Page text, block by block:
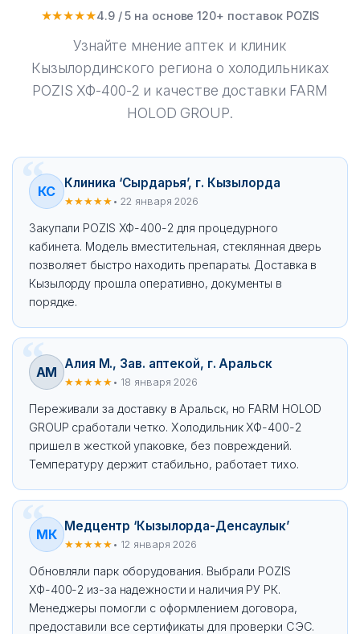
★★★★★4.9 / 5 на основе 120+ поставок POZIS
Узнайте мнение аптек и клиник
Кызылординского региона о холодильниках
POZIS ХФ-400-2 и качестве доставки FARM
HOLOD GROUP.
КС
Клиника ‘Сырдарья’, г. Кызылорда
★★★★★ • 22 января 2026
Закупали POZIS ХФ-400-2 для процедурного
кабинета. Модель вместительная, стеклянная дверь
позволяет быстро находить препараты. Доставка в
Кызылорду прошла оперативно, документы в
порядке.
АМ
Алия М., Зав. аптекой, г. Аральск
★★★★★ • 18 января 2026
Переживали за доставку в Аральск, но FARM HOLOD
GROUP сработали четко. Холодильник ХФ-400-2
пришел в жесткой упаковке, без повреждений.
Температуру держит стабильно, работает тихо.
МК
Медцентр ‘Кызылорда-Денсаулык’
★★★★★ • 12 января 2026
Обновляли парк оборудования. Выбрали POZIS
ХФ-400-2 из-за надежности и наличия РУ РК.
Менеджеры помогли с оформлением договора,
предоставили все сертификаты для проверки СЭС.